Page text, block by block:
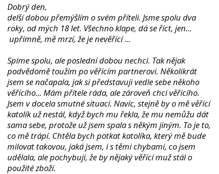
Dobrý den,
delší dobou přemýšlím o svém příteli. Jsme spolu dva
roky, od mých 18 let. Všechno klape, dá se říct, jen...
upřímně, mě mrzí, že je nevěřící ...
Spíme spolu, ale poslední dobou nechci. Tak nějak
podvědomě toužím po věřícím partnerovi. Několikrát
jsem se načapala, jak si představuji vedle sebe někoho
věřícího... Mám přítele ráda, ale zároveň chci věřícího.
Jsem v docela smutné situaci. Navíc, stejně by o mě věřící
katolík už nestál, když bych mu řekla, že mu nemůžu dát
sama sebe, protože už jsem spala s někým jiným. To je to,
co mě trápí. Chtěla bych potkat katolíka, který mě bude
milovat takovou, jaká jsem, i s těmi chybami, co jsem
udělala, ale pochybuji, že by nějaký věřící muž stál o
použité zboží.